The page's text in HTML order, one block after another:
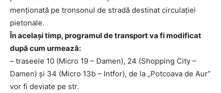
menționată pe tronsonul de stradă destinat circulației
pietonale.
În același timp, programul de transport va fi modificat
după cum urmează:
– traseele 10 (Micro 19 – Damen), 24 (Shopping City –
Damen) și 34 (Micro 13b – Intfor), de la „Potcoava de Aur”
vor fi deviate pe str.